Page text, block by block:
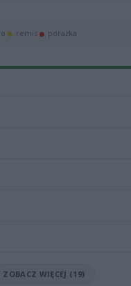
remis porażka
ZOBACZ WIĘCEJ (19)